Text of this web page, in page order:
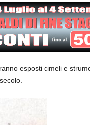
esposti cimeli e